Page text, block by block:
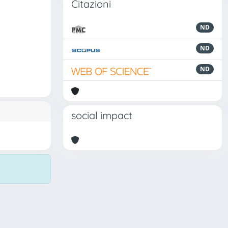
Citazioni
ND
ND
ND
social impact